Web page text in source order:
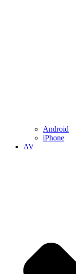
Android
iPhone
AV